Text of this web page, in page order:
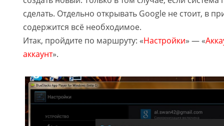
сделать. Отдельно открывать Google не стоит, в
содержится всё необходимое.
Итак, пройдите по маршруту: «Настройки» — «
аккаунт».